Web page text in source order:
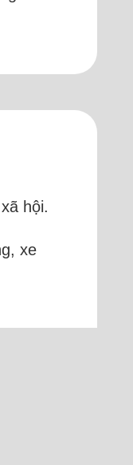
hội.
xe